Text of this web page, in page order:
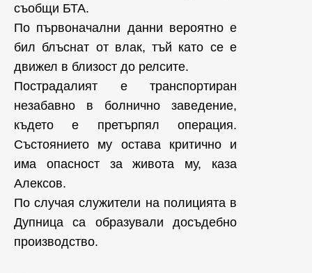
съобщи БТА.
По първоначални данни вероятно е
бил блъснат от влак, тъй като се е
движел в близост до релсите.
Пострадалият е транспортиран
незабавно в болнично заведение,
където е претърпял операция.
Състоянието му остава критично и
има опасност за живота му, каза
Алексов.
По случая служители на полицията в
Дупница са образували досъдебно
производство.